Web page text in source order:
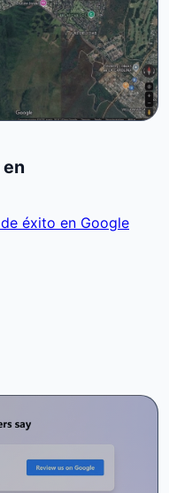
éxito en Google